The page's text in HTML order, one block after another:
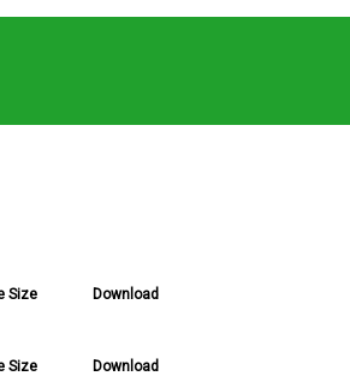
Size Download
Size Download